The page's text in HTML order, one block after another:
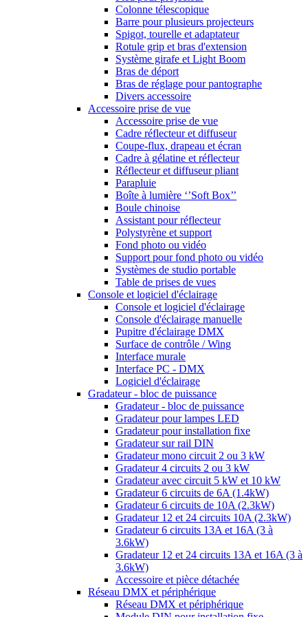
Colonne télescopique
Barre pour plusieurs projecteurs
Spigot, tourelle et adaptateur
Rotule grip et bras d'extension
Système girafe et Light Boom
Bras de déport
Bras de réglage pour pantographe
Divers accessoire
Accessoire prise de vue
Accessoire prise de vue
Cadre réflecteur et diffuseur
Coupe-flux, drapeau et écran
Cadre à gélatine et réflecteur
Réflecteur et diffuseur pliant
Parapluie
Boîte à lumière ‘’Soft Box’’
Boule chinoise
Assistant pour réflecteur
Polystyrène et support
Fond photo ou vidéo
Support pour fond photo ou vidéo
Systèmes de studio portable
Table de prises de vues
Console et logiciel d'éclairage
Console et logiciel d'éclairage
Console d'éclairage manuelle
Pupitre d'éclairage DMX
Surface de contrôle / Wing
Interface murale
Interface PC - DMX
Logiciel d'éclairage
Gradateur - bloc de puissance
Gradateur - bloc de puissance
Gradateur pour lampes LED
Gradateur pour installation fixe
Gradateur sur rail DIN
Gradateur mono circuit 2 ou 3 kW
Gradateur 4 circuits 2 ou 3 kW
Gradateur avec circuit 5 kW et 10 kW
Gradateur 6 circuits de 6A (1.4kW)
Gradateur 6 circuits de 10A (2.3kW)
Gradateur 12 et 24 circuits 10A (2.3kW)
Gradateur 6 circuits 13A et 16A (3 à
3.6kW)
Gradateur 12 et 24 circuits 13A et 16A (3 à
3.6kW)
Accessoire et pièce détachée
Réseau DMX et périphérique
Réseau DMX et périphérique